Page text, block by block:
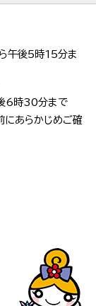
午後5時15分ま
6時30分まで
にあらかじめご確